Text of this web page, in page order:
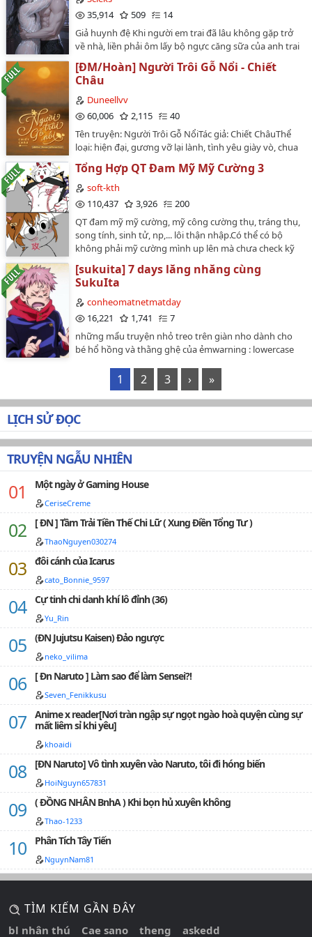
35,914
509
14
Giả huynh đệ Khi người em trai đã lâu không gặp trở
về nhà, liền phải ôm lấy bộ ngực căng sữa của anh trai
[ĐM/Hoàn] Người Trôi Gỗ Nổi - Chiết
Châu
Duneellvv
60,006
2,115
40
Tên truyện: Người Trôi Gỗ NổiTác giả: Chiết ChâuThể
loại: hiện đại, gương vỡ lại lành, tình yêu giày vò, chua
ngọt đan xen, 1x1, HEĐộ dài: 38 chương (Đã edit
hoàn)Cp chính: Châu Duy Khinh x Dụ Hành(Công nhạc
sĩ x Thụ lập trình viên)Editor: DuneeẢnh bìa: Pixabay…
Tổng Hợp QT Đam Mỹ Mỹ Cường 3
soft-kth
110,437
3,926
200
QT đam mỹ mỹ cường, mỹ công cường thụ, tráng thụ,
song tính, sinh tử, np,... lôi thận nhập.Có thể có bộ
không phải mỹ cường mình up lên mà chưa check kỹ
ghi cre.…
[sukuita] 7 days lăng nhăng cùng
SukuIta
conheomatnetmatday
16,221
1,741
7
những mẩu truyện nhỏ treo trên giàn nho dành cho
bé hổ hồng và thằng ghệ của ẻmwarning : lowercase
tục tĩu thật, cân nhắc trước khi đọcét o ét, không mang
tác phẩm vác ra nơi khácxin cảm ơn ...... ( - v - )......."tao
có thằng người yêu lười như mày là tao bán lâu
rồi""giỏi bán tao thử"…
1 2 3 › »
LỊCH SỬ ĐỌC
TRUYỆN NGẪU NHIÊN
Một ngày ở Gaming House
CeriseCreme
[ ĐN ] Tầm Trải Tiền Thế Chi Lữ ( Xung Điền Tổng Tư )
ThaoNguyen030274
đôi cánh của Icarus
cato_Bonnie_9597
Cự tinh chi danh khí lô đỉnh (36)
Yu_Rin
(ĐN Jujutsu Kaisen) Đảo ngược
neko_vilima
[ Đn Naruto ] Làm sao để làm Sensei?!
Seven_Fenikkusu
Anime x reader[Nơi tràn ngập sự ngọt ngào hoà quyện cùng sự
mất liêm sỉ khi yêu]
khoaidi
[ĐN Naruto] Vô tình xuyên vào Naruto, tôi đi hóng biến
HoiNguyn657831
( ĐỒNG NHÂN BnhA ) Khi bọn hủ xuyên không
Thao-1233
Phân Tích Tây Tiến
NguynNam81
TÌM KIẾM GẦN ĐÂY
bl nhân thú Cae sano theng askedd